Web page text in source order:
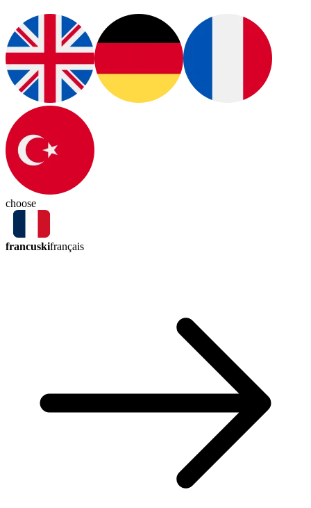
choose
francuskifrançais